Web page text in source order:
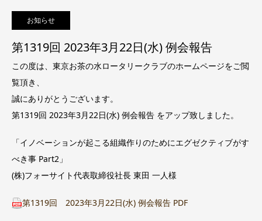
お知らせ
第1319回 2023年3月22日(水) 例会報告
この度は、東京お茶の水ロータリークラブのホームページをご閲
覧頂き、
誠にありがとうございます。
第1319回 2023年3月22日(水) 例会報告 をアップ致しました。
「イノベーションが起こる組織作りのためにエグゼクティブがす
べき事 Part2」
(株)フォーサイト代表取締役社長 東田 一人様
第1319回 2023年3月22日(水) 例会報告 PDF